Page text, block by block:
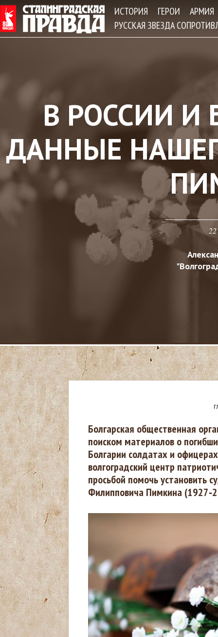
ИСТОРИЯ ГЕРОИ
АРМИЯ
РУССКАЯ ЗВЕЗДА
В РОССИИ И
ДАННЫЕ
В
ы
з
д
е
ь
Болгарская общественная
поиском материалов о
Болгарии солдатах и
волгоградский центр
просьбой помочь установить
Филипповича Пимкина